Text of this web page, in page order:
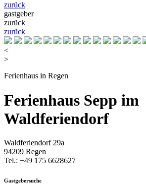
zurück
gastgeber
zurück
zurück
<
>
Ferienhaus in Regen
Ferienhaus Sepp im
Waldferiendorf
Waldferiendorf 29a
94209 Regen
Tel.: +49 175 6628627
Gastgebersuche